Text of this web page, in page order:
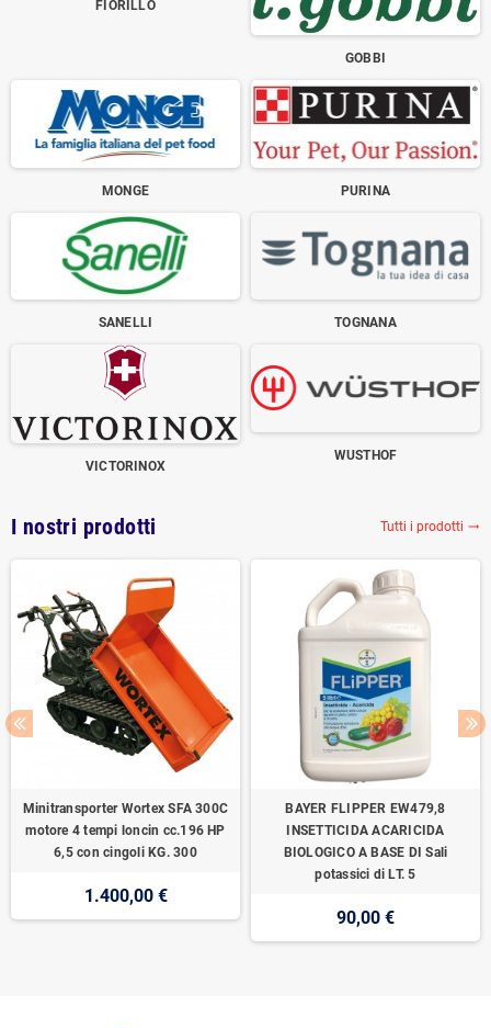
FIORILLO
GOBBI
MONGE PURINA
SANELLI TOGNANA
VICTORINOX
WUSTHOF
I nostri prodotti Tutti i prodotti trending_flat
Minitransporter Wortex SFA 300C
motore 4 tempi loncin cc.196 HP
6,5 con cingoli KG. 300
1.400,00 €
BAYER FLIPPER EW479,8
INSETTICIDA ACARICIDA
BIOLOGICO A BASE DI Sali
potassici di LT. 5
90,00 €